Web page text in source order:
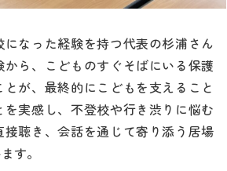
になった経験を持つ代表の杉浦さん
から、こどものすぐそばにいる保護
が、最終的にこどもを支えること
を実感し、不登校や行き渋りに悩む
聴き、会話を通じて寄り添う居場
す。